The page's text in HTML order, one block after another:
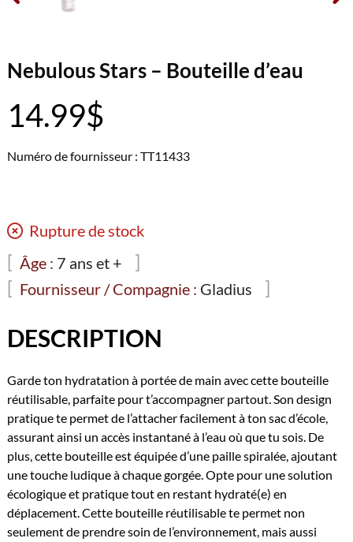
Nebulous Stars – Bouteille d’eau
14.99$
Numéro de fournisseur : TT11433
Rupture de stock
Âge : 7 ans et +
Fournisseur / Compagnie : Gladius
DESCRIPTION
Garde ton hydratation à portée de main avec cette bouteille
réutilisable, parfaite pour t’accompagner partout. Son design
pratique te permet de l’attacher facilement à ton sac d’école,
assurant ainsi un accès instantané à l’eau où que tu sois. De
plus, cette bouteille est équipée d’une paille spiralée, ajoutant
une touche ludique à chaque gorgée. Opte pour une solution
écologique et pratique tout en restant hydraté(e) en
déplacement. Cette bouteille réutilisable te permet non
seulement de prendre soin de l’environnement, mais aussi